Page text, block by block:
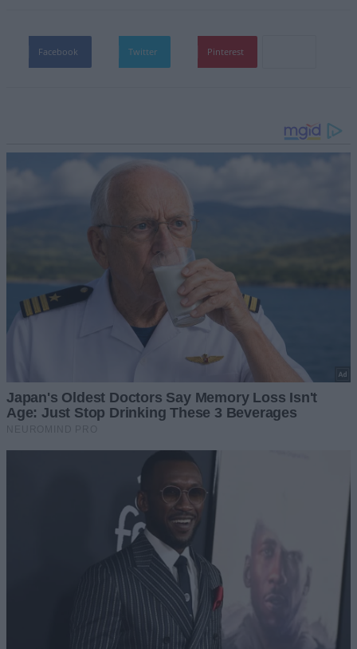
Facebook Twitter Pinterest